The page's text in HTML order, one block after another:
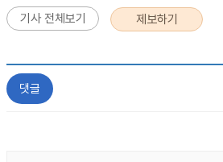
기사 전체보기 제보하기
댓글